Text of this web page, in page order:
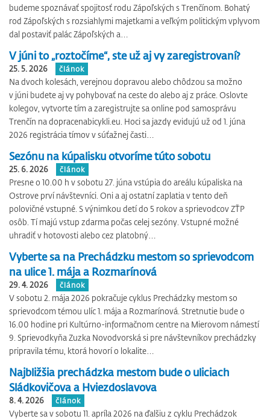
budeme spoznávať spojitosť rodu Zápoľských s Trenčínom. Bohatý
rod Zápoľských s rozsiahlymi majetkami a veľkým politickým vplyvom
dal postaviť palác Zápoľských a…
V júni to „roztočíme“, ste už aj vy zaregistrovaní?
25. 5. 2026 článok
Na dvoch kolesách, verejnou dopravou alebo chôdzou sa možno
v júni budete aj vy pohybovať na ceste do alebo aj z práce. Oslovte
kolegov, vytvorte tím a zaregistrujte sa online pod samosprávu
Trenčín na dopracenabicykli.eu. Hoci sa jazdy evidujú už od 1. júna
2026 registrácia tímov v súťažnej časti…
Sezónu na kúpalisku otvoríme túto sobotu
25. 6. 2026 článok
Presne o 10.00 h v sobotu 27. júna vstúpia do areálu kúpaliska na
Ostrove prví návštevníci. Oni a aj ostatní zaplatia v tento deň
polovičné vstupné. S výnimkou detí do 5 rokov a sprievodcov ZŤP
osôb. Tí majú vstup zdarma počas celej sezóny. Vstupné možné
uhradiť v hotovosti alebo cez platobný…
Vyberte sa na Prechádzku mestom so sprievodcom
na ulice 1. mája a Rozmarínová
29. 4. 2026 článok
V sobotu 2. mája 2026 pokračuje cyklus Prechádzky mestom so
sprievodcom témou ulíc 1. mája a Rozmarínová. Stretnutie bude o
16.00 hodine pri Kultúrno-informačnom centre na Mierovom námestí
9. Sprievodkyňa Zuzka Novodvorská si pre návštevníkov prechádzky
pripravila tému, ktorá hovorí o lokalite…
Najbližšia prechádzka mestom bude o uliciach
Sládkovičova a Hviezdoslavova
8. 4. 2026 článok
Vyberte sa v sobotu 11. apríla 2026 na ďalšiu z cyklu Prechádzok